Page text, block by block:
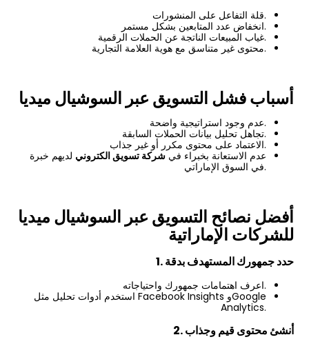
قلة التفاعل على المنشورات.
انخفاض عدد المتابعين بشكل مستمر.
غياب المبيعات الناتجة عن الحملات الرقمية.
محتوى غير متناسق مع هوية العلامة التجارية.
أسباب فشل التسويق عبر السوشيال ميديا
عدم وجود استراتيجية واضحة.
تجاهل تحليل بيانات الحملات السابقة.
الاعتماد على محتوى مكرر أو غير جذاب.
عدم الاستعانة بخبراء فيشركة تسويق الكتروني لديهم خبرة
في السوق الإماراتي.
أفضل نصائح التسويق عبر السوشيال ميديا
للشركات الإماراتية
1. حدد جمهورك المستهدف بدقة
اعرف اهتمامات جمهورك واحتياجاته.
استخدم أدوات تحليل مثل Facebook Insights وGoogle
Analytics.
2. أنشئ محتوى قيم وجذاب